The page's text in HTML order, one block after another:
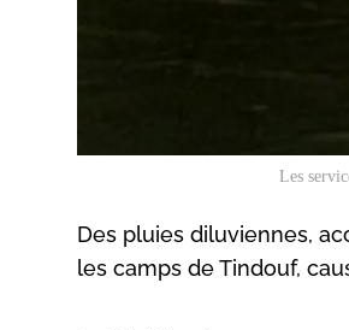
Les
Des pluies diluviennes,
les camps de Tindouf,